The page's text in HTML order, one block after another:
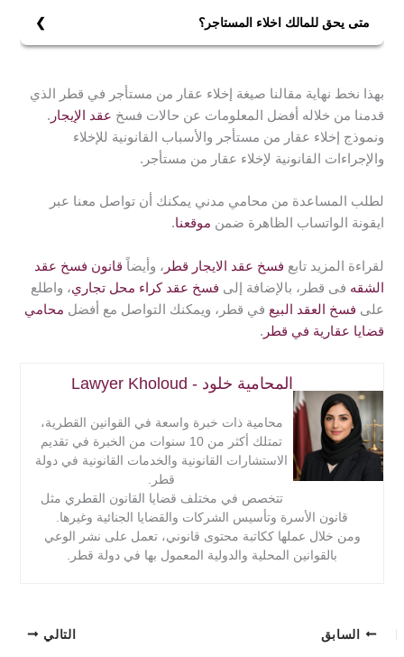
متى يحق للمالك اخلاء المستاجر؟
2- أو قيام المستأجر بتأجير العقار من الباطن دون موافقة
المؤجر.
3- أو بحال استخدام المستأجر للعقار لأغراض مخالفة لما تم
الاتفاق عليه بعقد الإيجار.
بهذا نخط نهاية مقالنا صيغة إخلاء عقار من مستأجر في قطر الذي
قدمنا من خلاله أفضل المعلومات عن حالات فسخ عقد الإيجار .
ونموذج إخلاء عقار من مستأجر والأسباب القانونية للإخلاء
والإجراءات القانونية لإخلاء عقار من مستأجر.
لطلب المساعدة من محامي مدني يمكنك أن تواصل معنا عبر
ايقونة الواتساب الظاهرة ضمن موقعنا.
لقراءة المزيد تابع فسخ عقد الايجار قطر ، وأيضاً قانون فسخ عقد
الشقه فى قطر، بالإضافة إلى فسخ عقد كراء محل تجاري، واطلع
على فسخ العقد البيع في قطر، ويمكنك التواصل مع أفضل محامي
قضايا عقارية في قطر .
المحامية خلود - Lawyer Kholoud
محامية ذات خبرة واسعة في القوانين القطرية،
تمتلك أكثر من 10 سنوات من الخبرة في تقديم
الاستشارات القانونية والخدمات القانونية في دولة
قطر.
تتخصص في مختلف قضايا القانون القطري مثل
قانون الأسرة وتأسيس الشركات والقضايا الجنائية وغيرها.
ومن خلال عملها ككاتبة محتوى قانوني، تعمل على نشر الوعي
بالقوانين المحلية والدولية المعمول بها في دولة قطر.
السابق التالي